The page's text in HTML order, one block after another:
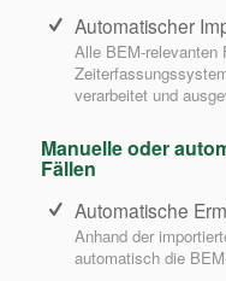
Automatischer
Alle BEM-relevanten
verarbeitet und
Manuelle oder
Fällen
Automatische
Anhand der
automatisch die